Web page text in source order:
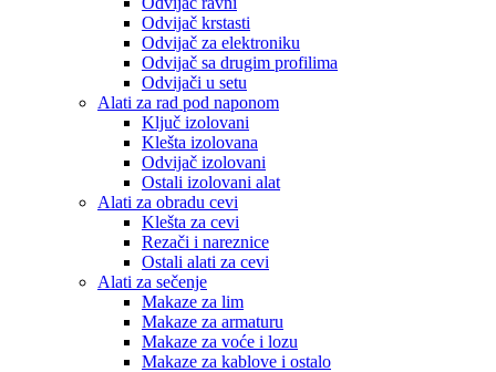
Odvijač krstasti
Odvijač za elektroniku
Odvijač sa drugim profilima
Odvijači u setu
Alati za rad pod naponom
Ključ izolovani
Klešta izolovana
Odvijač izolovani
Ostali izolovani alat
Alati za obradu cevi
Klešta za cevi
Rezači i nareznice
Ostali alati za cevi
Alati za sečenje
Makaze za lim
Makaze za armaturu
Makaze za voće i lozu
Makaze za kablove i ostalo